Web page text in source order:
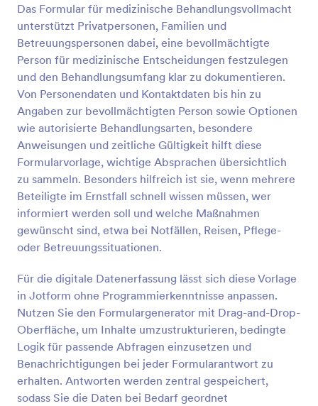
Das Formular für medizinische Behandlungsvollmacht
unterstützt Privatpersonen, Familien und
Betreuungspersonen dabei, eine bevollmächtigte
Person für medizinische Entscheidungen festzulegen
und den Behandlungsumfang klar zu dokumentieren.
Von Personendaten und Kontaktdaten bis hin zu
Angaben zur bevollmächtigten Person sowie Optionen
wie autorisierte Behandlungsarten, besondere
Anweisungen und zeitliche Gültigkeit hilft diese
Formularvorlage, wichtige Absprachen übersichtlich
zu sammeln. Besonders hilfreich ist sie, wenn mehrere
Beteiligte im Ernstfall schnell wissen müssen, wer
informiert werden soll und welche Maßnahmen
gewünscht sind, etwa bei Notfällen, Reisen, Pflege-
oder Betreuungssituationen.
Für die digitale Datenerfassung lässt sich diese Vorlage
in Jotform ohne Programmierkenntnisse anpassen.
Nutzen Sie den Formulargenerator mit Drag-and-Drop-
Oberfläche, um Inhalte umzustrukturieren, bedingte
Logik für passende Abfragen einzusetzen und
Benachrichtigungen bei jeder Formularantwort zu
erhalten. Antworten werden zentral gespeichert,
sodass Sie die Daten bei Bedarf geordnet
Vorschau
Formular Zur Psychologischen Beurteilung
Ein psychologisches Beurteilungsformular wird von
psychologischen Fachkräften verwendet, um die